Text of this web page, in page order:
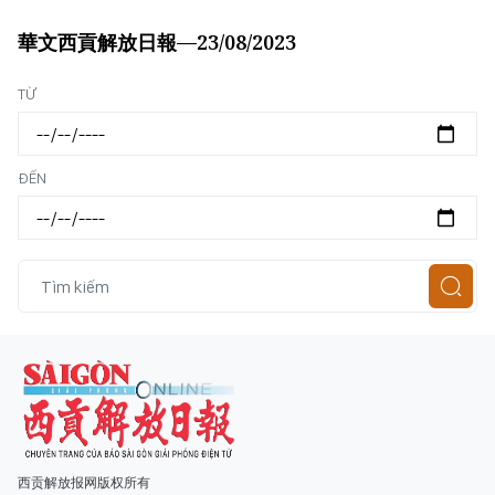
華文西貢解放日報—23/08/2023
TỪ
ĐẾN
西贡解放报网版权所有